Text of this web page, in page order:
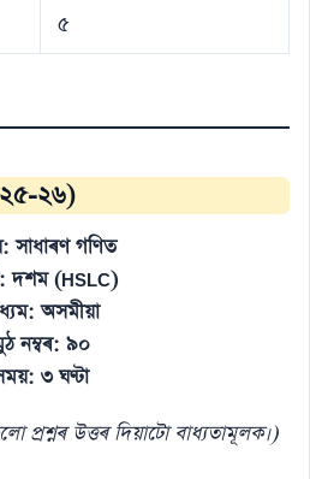
৫
২৬)
সাধাৰণ গণিত
দশম (HSLC)
অসমীয়া
নম্বৰ: ৯০
৩ ঘণ্টা
প্ৰশ্নৰ উত্তৰ দিয়াটো বাধ্যতামূলক।)